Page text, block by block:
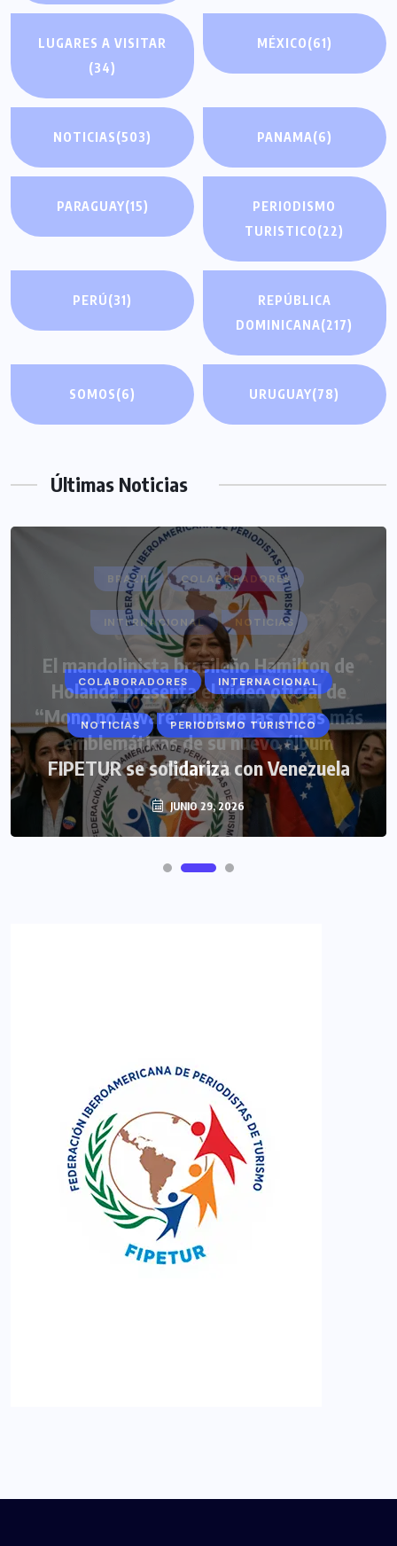
LUGARES A VISITAR
(34)
MÉXICO(61)
NOTICIAS(503) PANAMA(6)
PARAGUAY(15)
PERIODISMO
TURISTICO(22)
PERÚ(31)
REPÚBLICA
DOMINICANA(217)
SOMOS(6) URUGUAY(78)
Últimas Noticias
COLABORADORES INTERNACIONAL
NOTICIAS PERIODISMO TURISTICO
FIPETUR se solidariza con Venezuela
JUNIO 29, 2026